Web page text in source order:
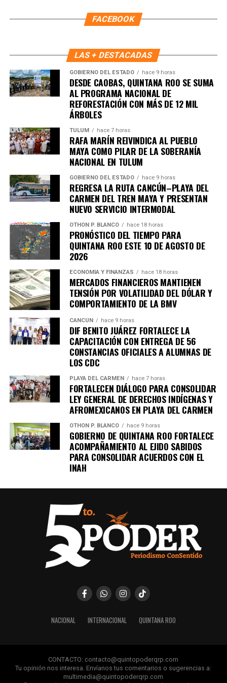
Recibe las noticias al instante
Únete al canal oficial de WhatsApp de
Quinto Podery recibe las noticias más
importantes de Quintana Roo directamente
en tu teléfono.
Unirme al canal de WhatsApp
FACEBOOK
LAS + DESTACADAS
GOBIERNO DEL ESTADO hace 9 horas
DESDE CAOBAS, QUINTANA ROO SE SUMA
AL PROGRAMA NACIONAL DE
REFORESTACIÓN CON MÁS DE 12 MIL
ÁRBOLES
TULUM hace 7 horas
RAFA MARÍN REIVINDICA AL PUEBLO
MAYA COMO PILAR DE LA SOBERANÍA
NACIONAL EN TULUM
GOBIERNO DEL ESTADO hace 9 horas
REGRESA LA RUTA CANCÚN–PLAYA DEL
CARMEN DEL TREN MAYA Y PRESENTAN
NUEVO SERVICIO INTERMODAL
OTHON P. BLANCO hace 18 horas
PRONÓSTICO DEL TIEMPO PARA
QUINTANA ROO ESTE 10 DE AGOSTO DE
2026
ECONOMÍA Y FINANZAS hace 18 horas
MERCADOS FINANCIEROS MANTIENEN
TENSIÓN POR VOLATILIDAD DEL DÓLAR Y
COMPORTAMIENTO DE LA BMV
CANCÚN hace 9 horas
DIF BENITO JUÁREZ FORTALECE LA
CAPACITACIÓN CON ENTREGA DE 56
CONSTANCIAS OFICIALES A ALUMNAS DE
LOS CDC
PLAYA DEL CARMEN hace 7 horas
FORTALECEN DIÁLOGO PARA CONSOLIDAR
LEY GENERAL DE DERECHOS INDÍGENAS Y
AFROMEXICANOS EN PLAYA DEL CARMEN
OTHON P. BLANCO hace 9 horas
GOBIERNO DE QUINTANA ROO FORTALECE
ACOMPAÑAMIENTO AL EJIDO SABIDOS
PARA CONSOLIDAR ACUERDOS CON EL
INAH
NACIONAL INTERNACIONAL QUINTANA ROO
CONTACTO: contacto@quintopoderqrp.com
Tu opinión nos interesa. Envíanos tus comentarios o sugerencias a:
multimedia@quintopoderqrp.com